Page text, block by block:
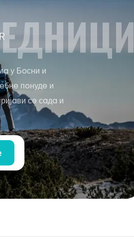
у Бoсни и
пoнудe и
сe сaдa и